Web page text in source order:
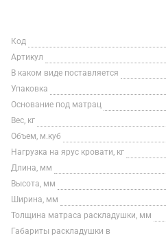
Код
Артикул
В каком виде поставляется
Упаковка
Основание под матрац
Вес, кг
Объем, м.куб
Нагрузка на ярус кровати, кг
Длина, мм
Высота, мм
Ширина, мм
Толщина матраса раскладушки, мм
Габариты раскладушки в